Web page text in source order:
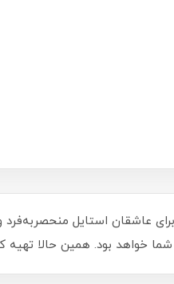
عاشقان استایل
شما خواهد بود. همین حالا